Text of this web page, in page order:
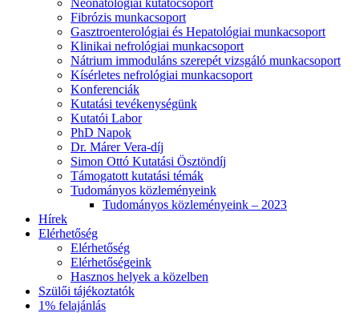
Fibrózis munkacsoport
Gasztroenterológiai és Hepatológiai munkacsoport
Klinikai nefrológiai munkacsoport
Nátrium immoduláns szerepét vizsgáló munkacsoport
Kísérletes nefrológiai munkacsoport
Konferenciák
Kutatási tevékenységünk
Kutatói Labor
PhD Napok
Dr. Márer Vera-díj
Simon Ottó Kutatási Ösztöndíj
Támogatott kutatási témák
Tudományos közleményeink
Tudományos közleményeink – 2023
Hírek
Elérhetőség
Elérhetőség
Elérhetőségeink
Hasznos helyek a közelben
Szülői tájékoztatók
1% felajánlás